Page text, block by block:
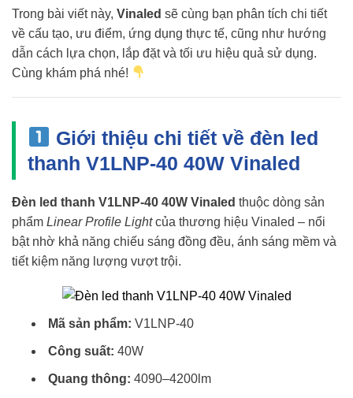
Trong bài viết này, Vinaled sẽ cùng bạn phân tích chi tiết
về cấu tạo, ưu điểm, ứng dụng thực tế, cũng như hướng
dẫn cách lựa chọn, lắp đặt và tối ưu hiệu quả sử dụng.
Cùng khám phá nhé!
Giới thiệu chi tiết về đèn led
thanh V1LNP-40 40W Vinaled
Đèn led thanh V1LNP-40 40W Vinaled thuộc dòng sản
phẩm Linear Profile Lightcủa thương hiệu Vinaled – nổi
bật nhờ khả năng chiếu sáng đồng đều, ánh sáng mềm và
tiết kiệm năng lượng vượt trội.
Mã sản phẩm: V1LNP-40
Công suất: 40W
Quang thông: 4090–4200lm